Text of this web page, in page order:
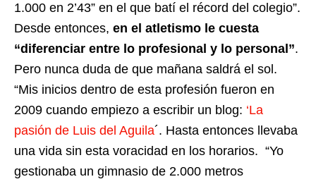
1.000 en 2’43” en el que batí el récord del colegio”.
Desde entonces, en el atletismo le cuesta
“diferenciar entre lo profesional y lo personal”.
Pero nunca duda de que mañana saldrá el sol.
“Mis inicios dentro de esta profesión fueron en
2009 cuando empiezo a escribir un blog: ‘La
pasión de Luis del Aguila´. Hasta entonces llevaba
una vida sin esta voracidad en los horarios. “Yo
gestionaba un gimnasio de 2.000 metros